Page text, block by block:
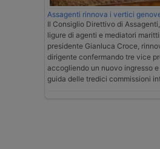
Assagenti rinnova i vertici
Il Consiglio Direttivo di
ligure di agenti e mediatori
presidente Gianluca Croce,
dirigente confermando tre vice
accogliendo un nuovo ingresso
guida delle tredici commissioni